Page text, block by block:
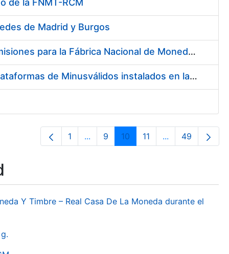
de la FNMT-RCM
de Madrid y Burgos
Contratación del Suministro de Rodamientos y Material de Transmisiones para la Fábrica Nacional de Moneda y Timbre - Real Casa de la Moneda
Servicios de Mantenimiento de los Ascensores, Montacargas y Plataformas de Minusválidos instalados en la Fábrica de Papel de Burgos
Page
1 ...Intermediate Pages Use TAB to
Page
9 Page
10 Page
11 ...Intermediate
Page
49
Y Timbre – Real Casa De La Moneda durante el